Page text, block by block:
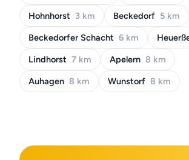
Hohnhorst 3 km Beckedorf 5 km
Beckedorfer Schacht 6 km
Lindhorst 7 km Apelern 8 km
Auhagen 8 km Wunstorf 8 km